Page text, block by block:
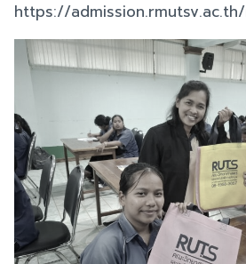
https://